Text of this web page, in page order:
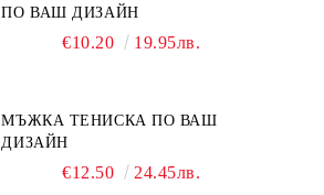
ПО ВАШ ДИЗАЙН
€10.20 19.95лв.
МЪЖКА ТЕНИСКА ПО ВАШ
ДИЗАЙН
€12.50 24.45лв.